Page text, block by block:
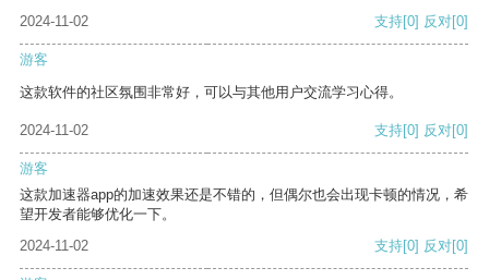
2024-11-02
支持[0] 反对[0]
游客
这款软件的社区氛围非常好，可以与其他用户交流学习心得。
2024-11-02 支持[0] 反对[0]
游客
这款加速器app的加速效果还是不错的，但偶尔也会出现卡顿的情况，希
望开发者能够优化一下。
2024-11-02
支持[0] 反对[0]